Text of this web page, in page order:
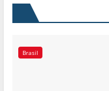
Brasil